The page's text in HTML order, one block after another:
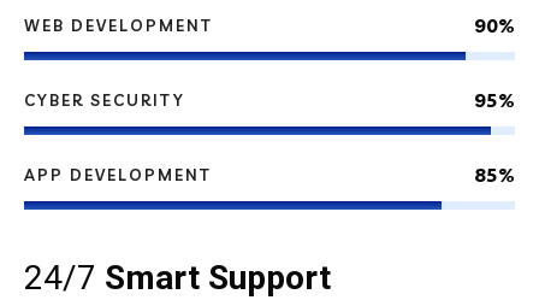
WEB DEVELOPMENT 90%
CYBER SECURITY 95%
APP DEVELOPMENT 85%
24/7 Smart Support